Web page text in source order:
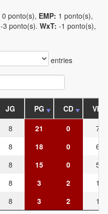
0 ponto(s), EMP: 1 ponto(s),
-3 ponto(s). WxT: -1 ponto(s),
entries
JG PG CD
VIT
8 21 0
7
8 18 0
6
8 15 0
5
8 3 2
1
8 3 2
1